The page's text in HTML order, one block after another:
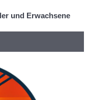
und Erwachsene